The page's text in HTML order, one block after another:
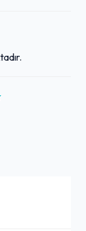
bir deneyim
değeri, burayı